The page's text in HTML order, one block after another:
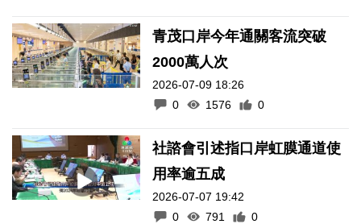
青茂口岸今年通關客流突破
2000萬人次
2026-07-09 18:26
0
1576 0
社諮會引述指口岸虹膜通道使
用率逾五成
2026-07-07 19:42
0
791 0